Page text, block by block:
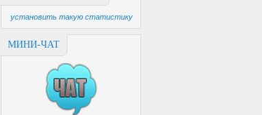
установить такую статистику
МИНИ-ЧАТ